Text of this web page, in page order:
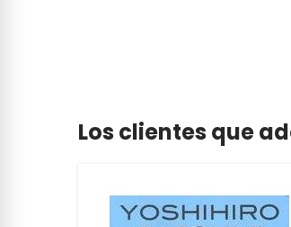
Los clientes que